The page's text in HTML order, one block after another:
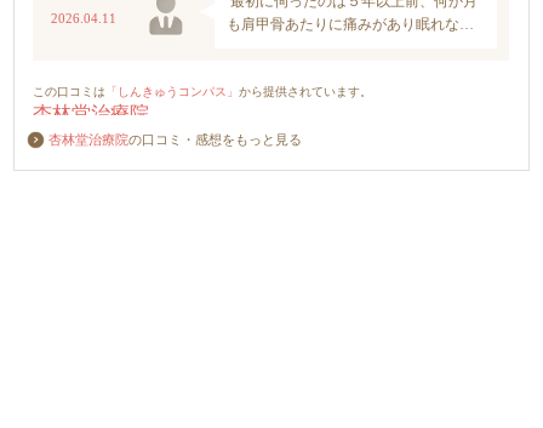
杏林堂治療院の口コミ・感想をもっと見る